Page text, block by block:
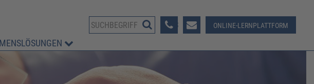
08233 381-123 ONLINE-LERNPLATTFORM